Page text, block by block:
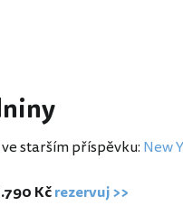
starším příspěvku: New
Kčrezervuj >>